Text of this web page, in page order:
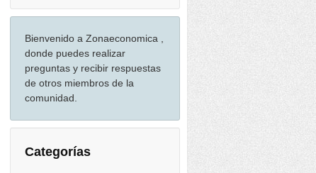
Bienvenido a Zonaeconomica ,
donde puedes realizar
preguntas y recibir respuestas
de otros miembros de la
comunidad.
Categorías